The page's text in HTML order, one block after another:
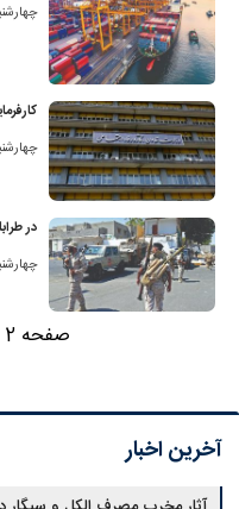
چهارشنبه 24
چهارشنبه 24
در
چهارشنبه 24
صفحه 2 از 6
آخرین اخبار